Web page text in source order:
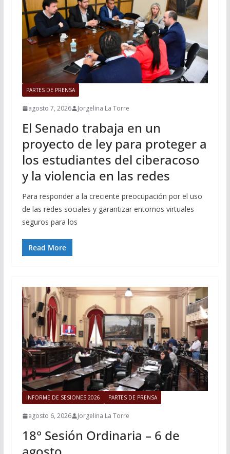
PARTES DE PRENSA
agosto 7, 2026 Jorgelina La Torre
El Senado trabaja en un
proyecto de ley para proteger a
los estudiantes del ciberacoso
y la violencia en las redes
Para responder a la creciente preocupación por el uso
de las redes sociales y garantizar entornos virtuales
seguros para los
Read More
INFORME DE SESIONES 2026 PARTES DE PRENSA
agosto 6, 2026 Jorgelina La Torre
18° Sesión Ordinaria – 6 de